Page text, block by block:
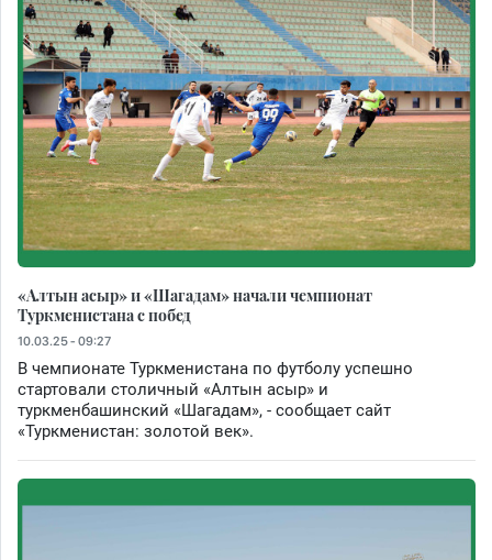
«Алтын асыр» и «Шагадам» начали чемпионат
Туркменистана с побед
10.03.25 - 09:27
В чемпионате Туркменистана по футболу успешно
стартовали столичный «Алтын асыр» и
туркменбашинский «Шагадам», - сообщает сайт
«Туркменистан: золотой век».